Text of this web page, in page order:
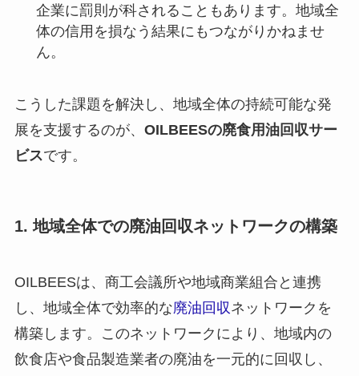
企業に罰則が科されることもあります。地域全
体の信用を損なう結果にもつながりかねませ
ん。
こうした課題を解決し、地域全体の持続可能な発
展を支援するのが、 OILBEESの廃食用油回収サー
ビスです。
1. 地域全体での廃油回収ネットワークの構築
OILBEESは、商工会議所や地域商業組合と連携
し、地域全体で効率的な廃油回収 ネットワークを
構築します。このネットワークにより、地域内の
飲食店や食品製造業者の廃油を一元的に回収し、